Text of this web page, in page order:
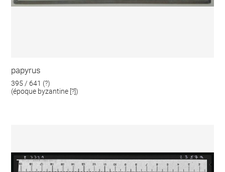
papyrus
395 / 641 (?)
(époque byzantine [?])